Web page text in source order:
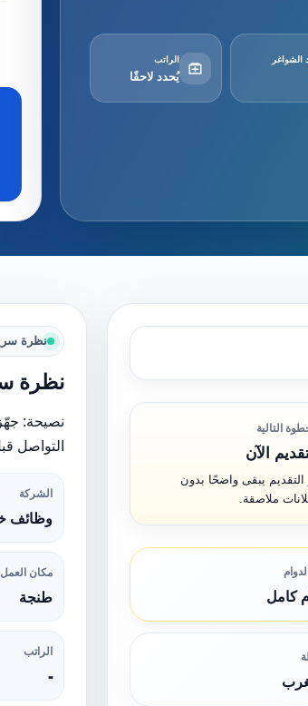
الشواغر الراتب
يُحدد لاحقًا
التالية
الآن
التقديم يبقى واضحًا بدون
ملاصقة.
كامل
نظرة
نظرة
نصيحة:
التواصل
الشركة
وظائف
مكان العمل
طنجة
الراتب
-